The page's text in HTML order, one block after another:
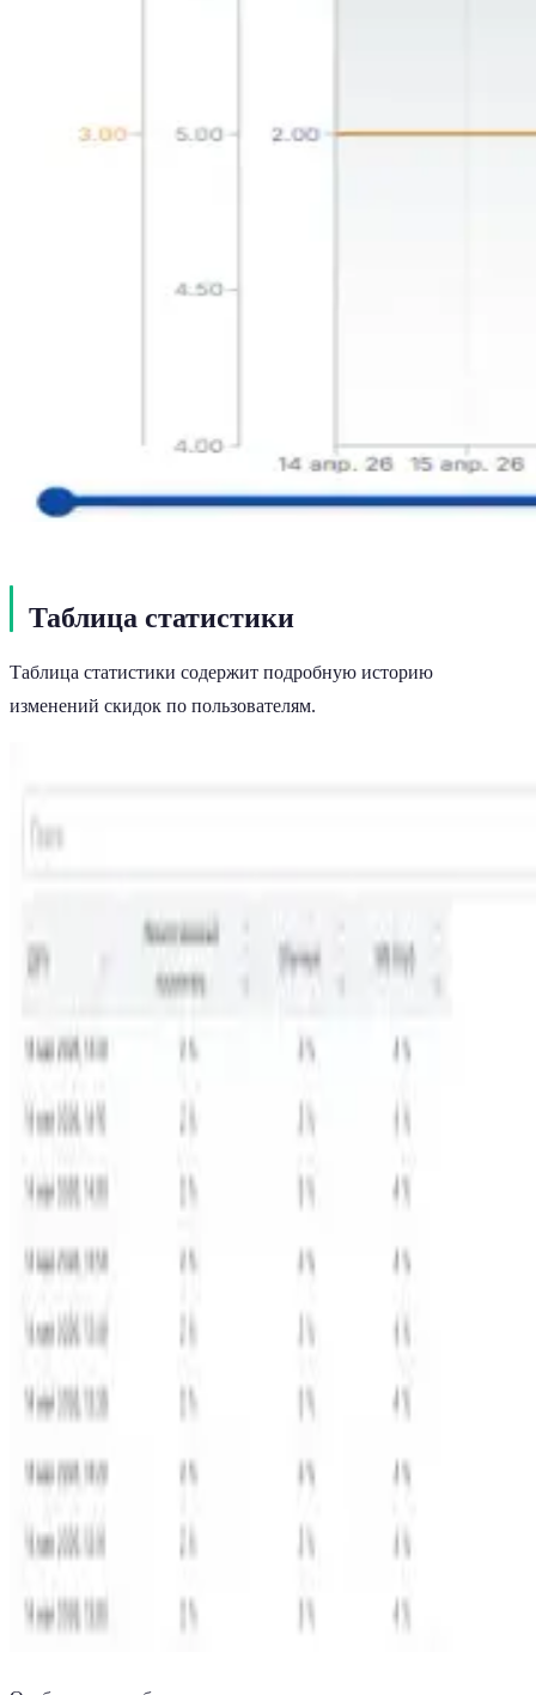
Таблица статистики
Таблица статистики содержит подробную историю
изменений скидок по пользователям.